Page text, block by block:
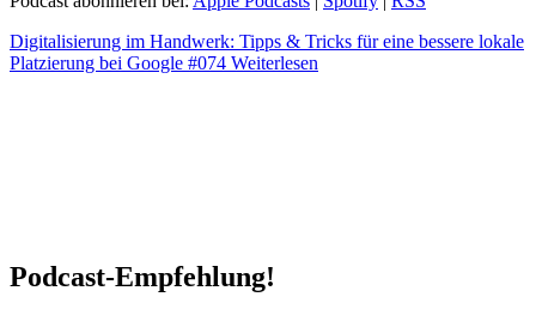
Digitalisierung im Handwerk: Tipps & Tricks für eine bessere lokale
Platzierung bei Google #074 Weiterlesen
Podcast-Empfehlung!